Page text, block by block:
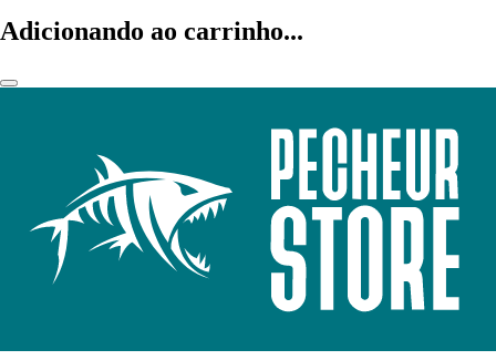
Adicionando ao carrinho...